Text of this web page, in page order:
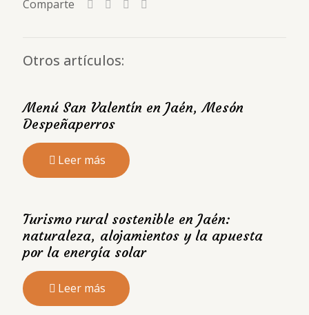
Comparte
Otros artículos:
Menú San Valentín en Jaén, Mesón
Despeñaperros
Leer más
Turismo rural sostenible en Jaén:
naturaleza, alojamientos y la apuesta
por la energía solar
Leer más